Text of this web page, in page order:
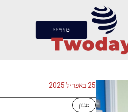
25 באפריל 2025
סגנון